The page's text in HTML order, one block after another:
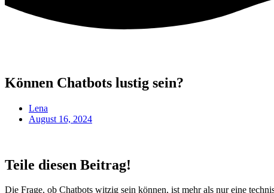
Können Chatbots lustig sein?
Lena
August 16, 2024
Teile diesen Beitrag!
Die Frage, ob Chatbots witzig sein können, ist mehr als nur eine